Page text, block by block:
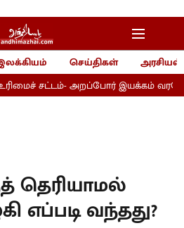
செய்திகள்
அரசியல்
சட்டம்- அறப்போர் இயக்கம்
தெரியாமல்
எப்படி வந்தது?